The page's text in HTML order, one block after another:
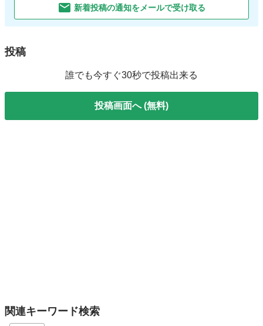
新着投稿の通知をメールで受け取る
投稿
誰でも今すぐ30秒で投稿出来る
投稿画面へ (無料)
関連キーワード検索